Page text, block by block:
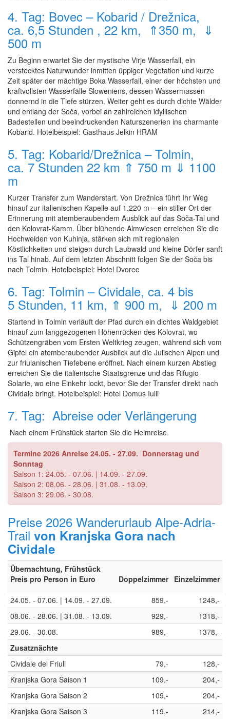
4. Tag: Bovec – Kobarid / Drežnica,
ca. 6,5 Stunden , 22 km, ⇑350 m, ⇓
500 m
Zu Beginn erwartet Sie der mystische Virje Wasserfall, ein
verstecktes Naturwunder inmitten üppiger Vegetation und kurze
Zeit später der mächtige Boka Wasserfall, einer der höchsten und
kraftvollsten Wasserfälle Sloweniens, dessen Wassermassen
donnernd in die Tiefe stürzen. Weiter geht es durch dichte Wälder
und entlang der Soča, vorbei an zahlreichen idyllischen
Badestellen und beeindruckenden Naturszenerien ins charmante
Kobarid. Hotelbeispiel: Gasthaus Jelkin HRAM
5. Tag: Kobarid/Drežnica – Tolmin,
ca. 7 Stunden 22 km ⇑ 750 m ⇓ 1100
m
Kurzer Transfer zum Wanderstart. Von Drežnica führt Ihr Weg
hinauf zur italienischen Kapelle auf 1.220 m – ein stiller Ort der
Erinnerung mit atemberaubendem Ausblick auf das Soča-Tal und
den Kolovrat-Kamm. Über blühende Almwiesen erreichen Sie die
Hochweiden von Kuhinja, stärken sich mit regionalen
Köstlichkeiten und steigen durch Laubwald und kleine Dörfer sanft
ins Tal hinab. Auf dem letzten Abschnitt folgen Sie der Soča bis
nach Tolmin. Hotelbeispiel: Hotel Dvorec
6. Tag: Tolmin – Cividale, ca. 4 bis
5 Stunden, 11 km, ⇑ 900 m, ⇓ 200 m
Startend in Tolmin verläuft der Pfad durch ein dichtes Waldgebiet
hinauf zum langgezogenen Höhenrücken des Kolovrat, wo
Schützengräben vom Ersten Weltkrieg zeugen, während sich vom
Gipfel ein atemberaubender Ausblick auf die Julischen Alpen und
zur friulanischen Tiefebene eröffnet. Nach einem kurzen Abstieg
erreichen Sie die italienische Staatsgrenze und das Rifugio
Solarie, wo eine Einkehr lockt, bevor Sie der Transfer direkt nach
Cividale bringt. Hotelbeispiel: Hotel Domus Iulii
7. Tag: Abreise oder Verlängerung
Nach einem Frühstück starten Sie die Heimreise.
Termine 2026 Anreise 24.05. - 27.09. Donnerstag und
Sonntag
Saison 1: 24.05. - 07.06. | 14.09. - 27.09.
Saison 2: 08.06. - 28.06. | 31.08. - 13.09.
Saison 3: 29.06. - 30.08.
Preise 2026 Wanderurlaub Alpe-Adria-
Trail von Kranjska Gora nach
Cividale
Übernachtung, Frühstück
Preis pro Person in Euro
Doppelzimmer Einzelzimmer
24.05. - 07.06. | 14.09. - 27.09. 859,-
1248,-
08.06. - 28.06. | 31.08. - 13.09.
929,-
1318,-
29.06. - 30.08.
989,-
1378,-
Zusatznächte
Cividale del Friuli
79,-
128,-
Kranjska Gora Saison 1
109,-
204,-
Kranjska Gora Saison 2
109,-
204,-
Kranjska Gora Saison 3
119,- 214,-